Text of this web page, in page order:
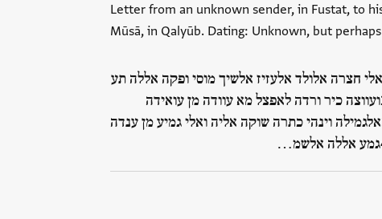
Letter from an unknown sender, in Fustat, to
Mūsā, in Qalyūb. Dating: Unknown, but
אלי חצרה אלולד אלעזיז אלשיך מוסי ופקה אללה תע
ועווצה כיר ורדה לאפצל מא עוודה מן עואידה
אלגמילה וינהי כתרה שוקה אליה ואלי גמיע מן ענדה
גמע אללה אלשמ‮…